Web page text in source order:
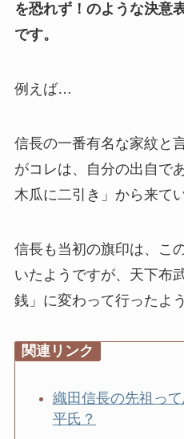
を恐れず！のような決意
です。
例えば…
信長の一番有名な家紋と
がコレは、自分の出自で
木瓜に二引き」から来て
信長も当初の旗印は、こ
いたようですが、天下布
銭」に変わって行ったよ
関連リンク
織田信長の先祖っ
平氏？